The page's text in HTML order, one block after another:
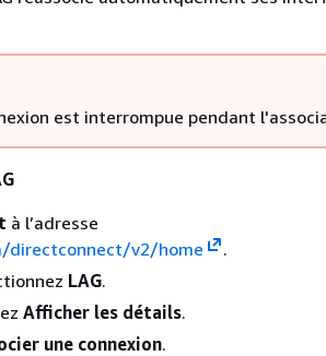
est interrompue pendant
à l’adresse
directconnect/v2/home
.
LAG.
Afficher les détails.
une connexion.